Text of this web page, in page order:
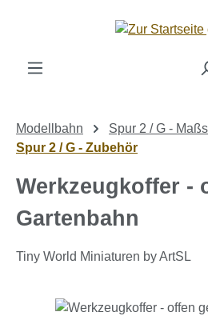
Zum Hauptinhalt springen
Modellbahn
Spur 2 / G -
Spur 2 / G - Zubehör
Werkzeugkoffer -
Gartenbahn
Tiny World Miniaturen by ArtSL
Bildergalerie überspringen